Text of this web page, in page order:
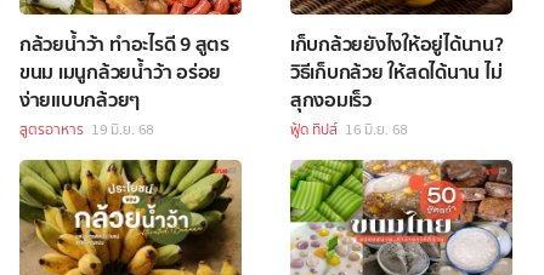
กล้วยน้ำว้า ทำอะไรดี 9 สูตร
ขนม เมนูกล้วยน้ำว้า อร่อย
ง่ายแบบกล้วยๆ
สูตรอาหาร 19 มิ.ย. 68
เก็บกล้วยยังไงให้อยู่ได้นาน?
วิธีเก็บกล้วย ให้สดได้นาน ไม่
สุกงอมเร็ว
ฟู้ด ทิปส์ 16 มิ.ย. 68